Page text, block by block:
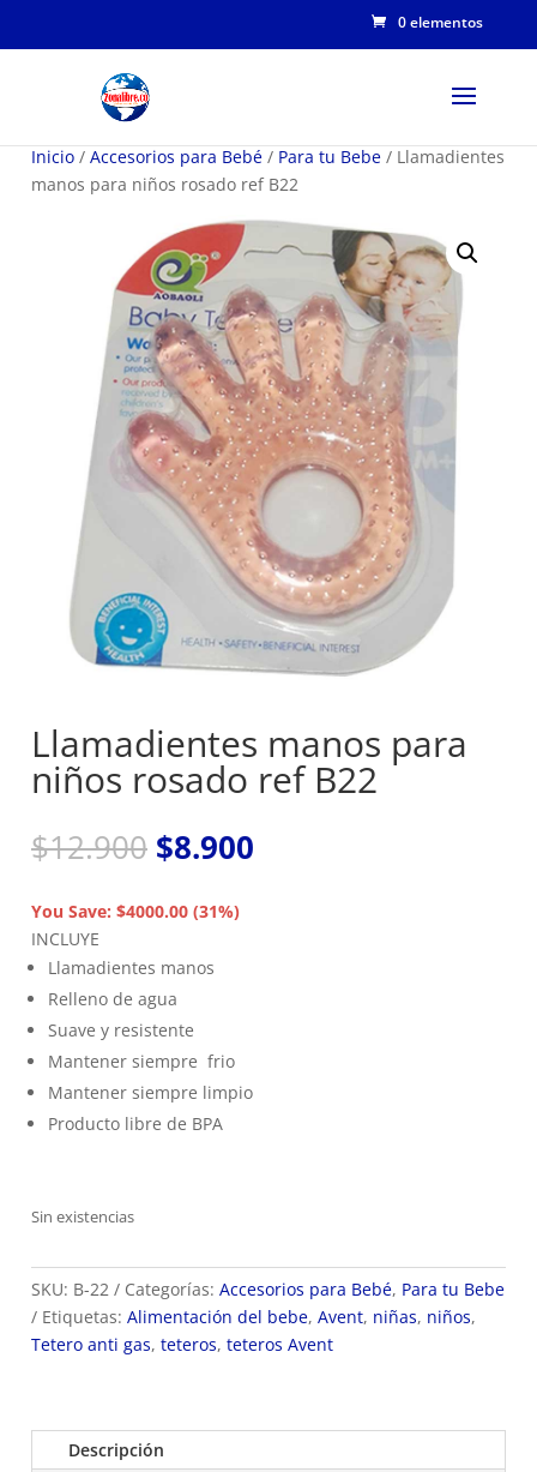
0 elementos
Inicio / Accesorios para Bebé / Para tu Bebe / Llamadientes
manos para niños rosado ref B22
Llamadientes manos para
niños rosado ref B22
$12.900 El
precio
original
era:
$12.900.
$8.900
You Save: $4000.00 (31%)
INCLUYE
Llamadientes manos
Relleno de agua
Suave y resistente
Mantener siempre frio
Mantener siempre limpio
Producto libre de BPA
Sin existencias
SKU: B-22 Categorías: Accesorios para Bebé, Para tu Bebe
Etiquetas: Alimentación del bebe, Avent, niñas, niños,
Tetero anti gas, teteros, teteros Avent
Descripción